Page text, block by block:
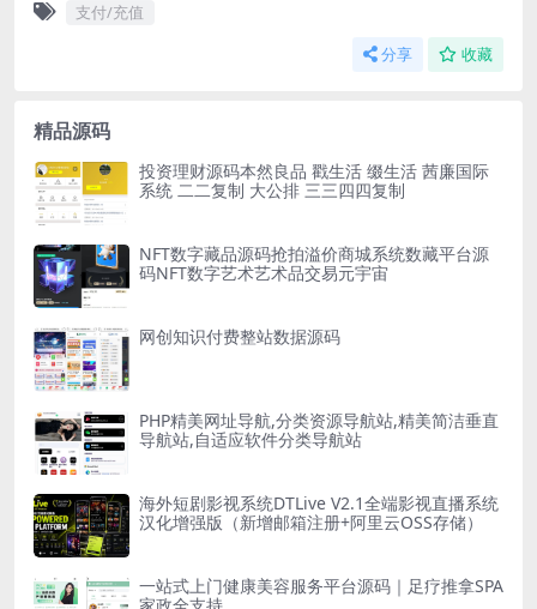
支付/充值
分享 收藏
精品源码
投资理财源码本然良品 戳生活 缀生活 茜廉国际
系统 二二复制 大公排 三三四四复制
NFT数字藏品源码抢拍溢价商城系统数藏平台源
码NFT数字艺术艺术品交易元宇宙
网创知识付费整站数据源码
PHP精美网址导航,分类资源导航站,精美简洁垂直
导航站,自适应软件分类导航站
海外短剧影视系统DTLive V2.1全端影视直播系统
汉化增强版（新增邮箱注册+阿里云OSS存储）
一站式上门健康美容服务平台源码｜足疗推拿SPA